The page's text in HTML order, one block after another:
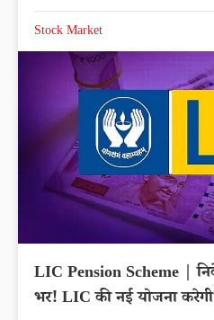
Stock Market
LIC Pension Scheme |
भर! LIC की नई योजना